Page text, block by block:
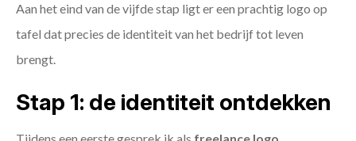
Aan het eind van de vijfde stap ligt er een prachtig logo op
tafel dat precies de identiteit van het bedrijf tot leven
brengt.
Stap 1: de identiteit ontdekken